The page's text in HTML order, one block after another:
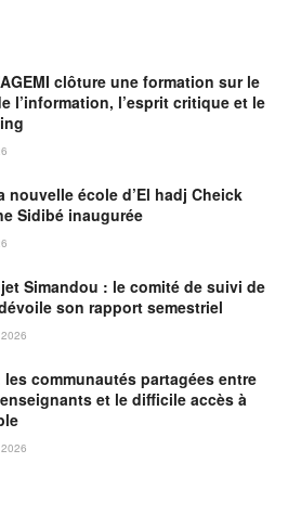
clôture une formation sur le
l’information, l’esprit critique et le
nouvelle école d’El hadj Cheick
Sidibé inaugurée
Simandou : le comité de suivi de
son rapport semestriel
les communautés partagées entre
et le difficile accès à